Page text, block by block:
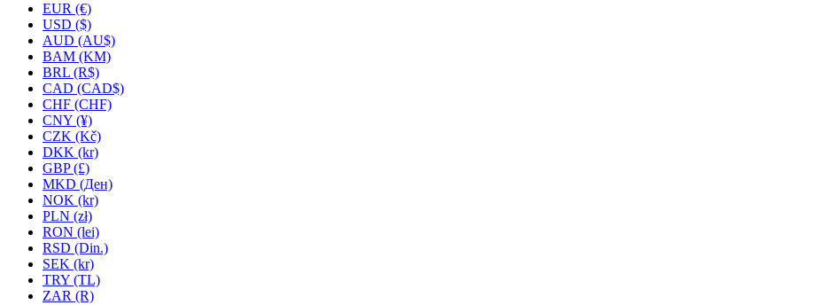
EUR (€)
USD ($)
AUD (AU$)
BAM (KM)
BRL (R$)
CAD (CAD$)
CHF (CHF)
CNY (¥)
CZK (Kč)
DKK (kr)
GBP (£)
MKD (Ден)
NOK (kr)
PLN (zł)
RON (lei)
RSD (Din.)
SEK (kr)
TRY (TL)
ZAR (R)